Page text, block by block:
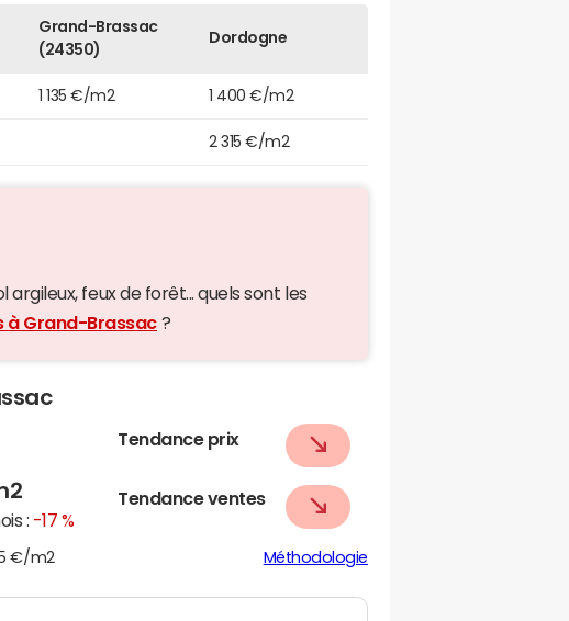
Grand-Brassac
(24350)
Dordogne
1 135 €/m2 1 400 €/m2
2 315 €/m2
argileux, feux de forêt... quels sont les
à Grand-Brassac ?
: -17 %
Tendance prix
Tendance ventes
€/m2 Méthodologie